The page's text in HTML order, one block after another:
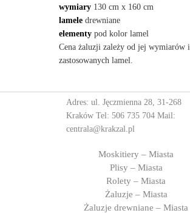
wymiary130 cm x 160 cm
lameledrewniane
elementypod kolor lamel
Cena żaluzji zależy od jej wymiarów i
zastosowanych lamel.
Adres: ul. Jęczmienna 28, 31-268
Kraków Tel: 506 735 704 Mail:
centrala@krakzal.pl
Moskitiery – Miasta
Plisy – Miasta
Rolety – Miasta
Żaluzje – Miasta
Żaluzje drewniane – Miasta